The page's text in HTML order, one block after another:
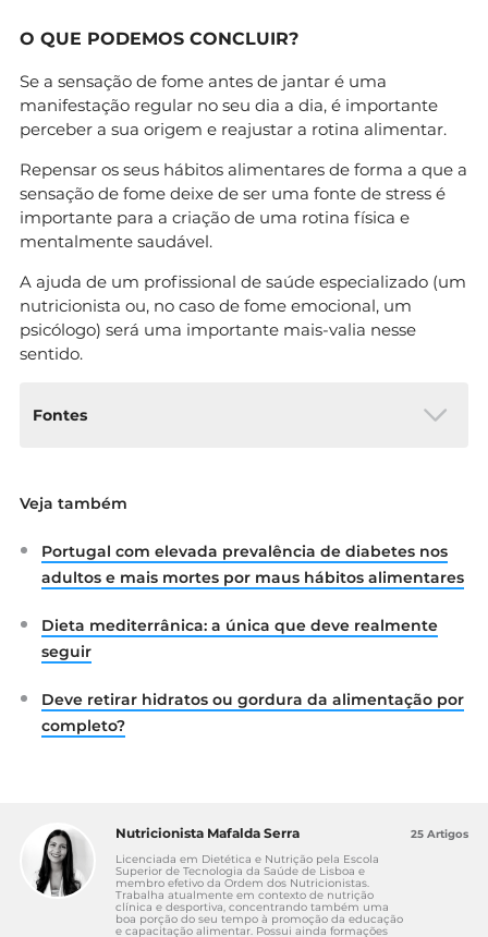
O QUE PODEMOS CONCLUIR?
Se a sensação de fome antes de jantar é uma
manifestação regular no seu dia a dia, é importante
perceber a sua origem e reajustar a rotina alimentar.
Repensar os seus hábitos alimentares de forma a que a
sensação de fome deixe de ser uma fonte de stress é
importante para a criação de uma rotina física e
mentalmente saudável.
A ajuda de um profissional de saúde especializado (um
nutricionista ou, no caso de fome emocional, um
psicólogo) será uma importante mais-valia nesse
sentido.
Fontes
Weerth C. Hunger, inhibitory control and
Appetite. 2014;79:124–133.
Chao AM, Jastreboff AM, White MA, Grilo
appetite-related hormones: Prospective
prediction of 6-month changes in food
Spring). 2017 Apr;25(4):713-720.
Tremblay A, Bellisle F. Nutrients, satiety,
and control of energy intake. Appl Physiol
Routine. Am J Lifestyle Med. 2018;13(2):142-
144.
Brunstrom JM. Mind over platter: pre-meal
planning and the control of meal size in
Veja também
Portugal com elevada prevalência de diabetes nos
adultos e mais mortes por maus hábitos alimentares
Dieta mediterrânica: a única que deve realmente
seguir
Deve retirar hidratos ou gordura da alimentação por
completo?
Nutricionista Mafalda Serra
Licenciada em Dietética e Nutrição pela Escola
Superior de Tecnologia da Saúde de Lisboa e
membro efetivo da Ordem dos Nutricionistas.
Trabalha atualmente em contexto de nutrição
clínica e desportiva, concentrando também uma
boa porção do seu tempo à promoção da educação
e capacitação alimentar. Possui ainda formações
25 Artigos